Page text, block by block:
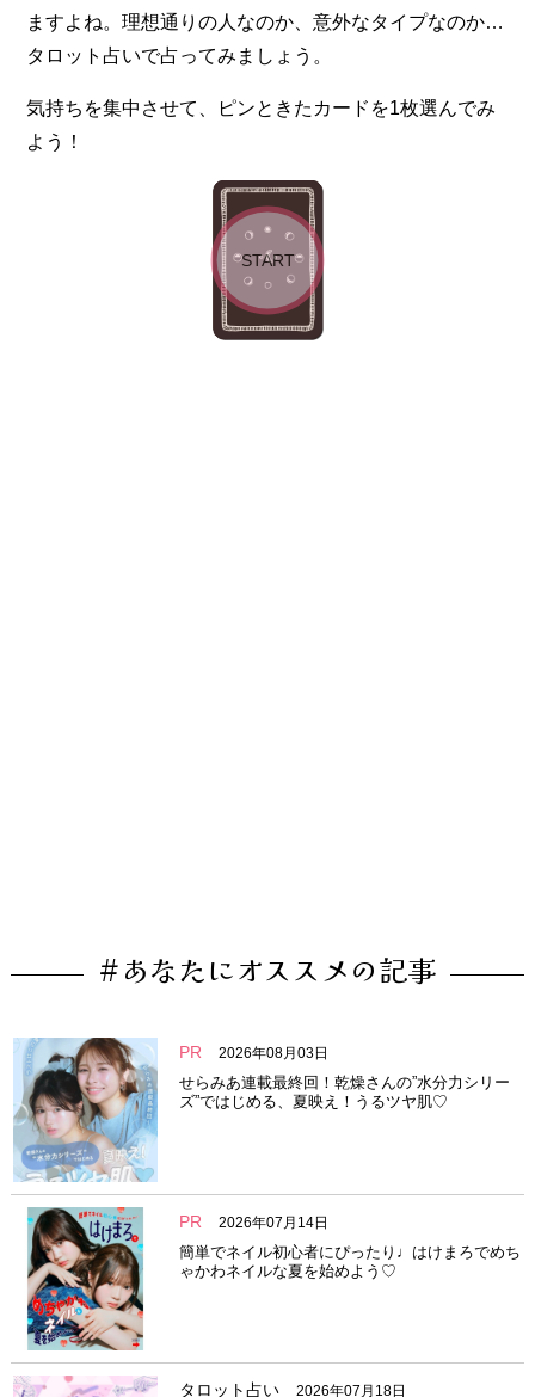
ますよね。理想通りの人なのか、意外なタイプなのか…
タロット占いで占ってみましょう。
気持ちを集中させて、ピンときたカードを1枚選んでみ
よう！
START
#あなたにオススメの記事
PR 2026年08月03日
せらみあ連載最終回！乾燥さんの”水分力シリー
ズ”ではじめる、夏映え！うるツヤ肌♡
PR 2026年07月14日
簡単でネイル初心者にぴったり♩はけまろでめち
ゃかわネイルな夏を始めよう♡
タロット占い 2026年07月18日